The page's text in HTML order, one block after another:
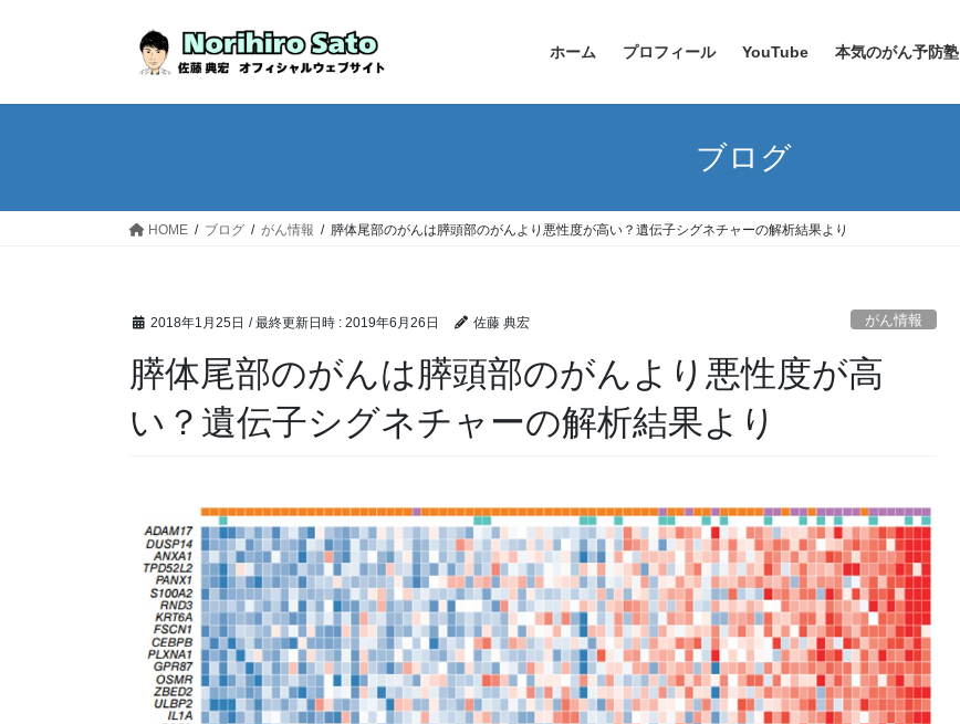
ホーム プロフィール YouTube 本気のがん予防塾
ブログ
HOME ブログ がん情報 膵体尾部のがんは膵頭部のがんより悪性度が高い？遺伝子シグネチャーの解析結果より
2018年1月25日 / 最終更新日時 : 2019年6月26日 佐藤 典宏 がん情報
膵体尾部のがんは膵頭部のがんより悪性度が高
い？遺伝子シグネチャーの解析結果より